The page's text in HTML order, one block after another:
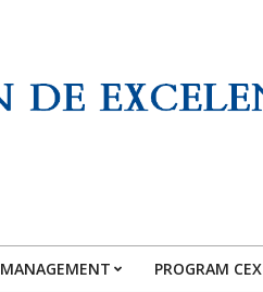
MANAGEMENT PROGRAM CEX